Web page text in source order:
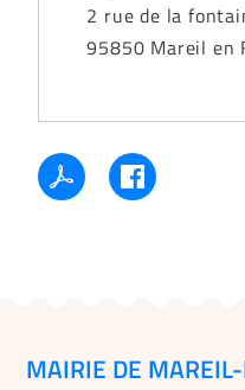
2 rue de la
95850 Mareil en
MAIRIE DE